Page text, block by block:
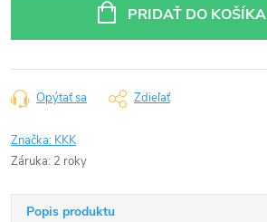
PRIDAŤ DO KOŠÍKA
Opýtať sa Zdieľať
Značka: KKK
Záruka: 2 roky
Popis produktu